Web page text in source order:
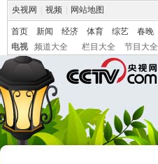
央视网 视频 网站地图
首页 新闻 经济 体育 综艺 春晚
电视
频道大全 栏目大全 节目大全